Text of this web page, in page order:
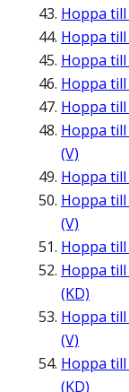
Hoppa till
Hoppa till
Hoppa till
Hoppa till
Hoppa till
Hoppa till
(V)
Hoppa till
Hoppa till
(V)
Hoppa till
Hoppa till
(KD)
Hoppa till
(V)
Hoppa till
(KD)